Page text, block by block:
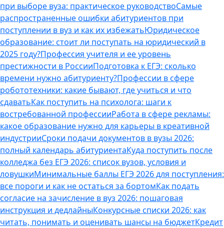
при выборе вуза: практическое руководствоСамые
распространенные ошибки абитуриентов при
поступлении в вуз и как их избежатьЮридическое
образование: стоит ли поступать на юридический в
2025 году?Профессия учителя и ее уровень
престижности в РоссииПодготовка к ЕГЭ: сколько
времени нужно абитуриенту?Профессии в сфере
робототехники: какие бывают, где учиться и что
сдаватьКак поступить на психолога: шаги к
востребованной профессииРабота в сфере рекламы:
какое образование нужно для карьеры в креативной
индустрииСроки подачи документов в вузы 2026:
полный календарь абитуриентаКуда поступить после
колледжа без ЕГЭ 2026: список вузов, условия и
ловушкиМинимальные баллы ЕГЭ 2026 для поступления:
все пороги и как не остаться за бортомКак подать
согласие на зачисление в вуз 2026: пошаговая
инструкция и дедлайныКонкурсные списки 2026: как
читать, понимать и оценивать шансы на бюджетКредит